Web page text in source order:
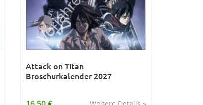
Attack on Titan
Broschurkalender 2027